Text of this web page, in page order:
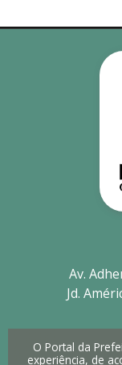
Av.
Jd.
O Portal da
experiência, de